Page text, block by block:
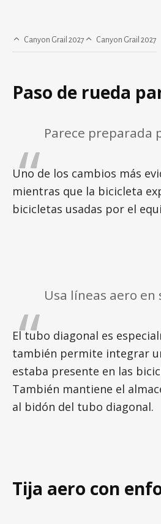
Canyon Grail 2027 Canyon Grail 2027
Paso de rueda
Parece preparada
Uno de los cambios más
mientras que la bicicleta
bicicletas usadas por el
Usa líneas aero en
El tubo diagonal es
también permite integrar
estaba presente en las
También mantiene el
al bidón del tubo diagonal.
Tija aero con